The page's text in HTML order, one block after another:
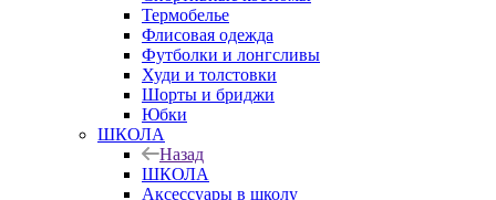
Термобелье
Флисовая одежда
Футболки и лонгсливы
Худи и толстовки
Шорты и бриджи
Юбки
ШКОЛА
Назад
ШКОЛА
Аксессуары в школу